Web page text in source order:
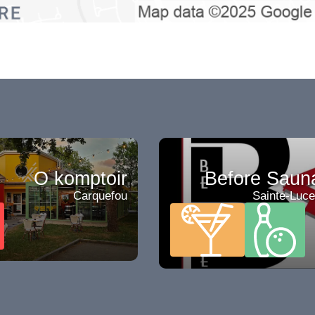
O komptoir
Carquefou
Before
Sainte-